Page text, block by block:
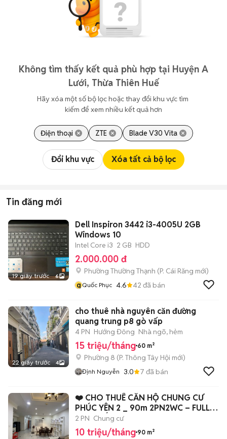
Không tìm thấy kết quả phù hợp tại Huyện A
Lưới, Thừa Thiên Huế
Hãy xóa một số bộ lọc hoặc thay đổi khu vực tìm
kiếm để xem nhiều kết quả hơn
Điện thoại ZTE Blade V30 Vita
Đổi khu vực Xóa tất cả bộ lọc
Tin đăng mới
19 giây trước 6
Dell Inspiron 3442 i3-4005U 2GB
Windows 10
Intel Core i3 2 GB HDD
2.000.000 đ
Phường Thường Thạnh (P. Cái Răng mới)
qQuốc Phục 4.6 42 đã bán
22 giây trước 4
cho thuê nhà nguyên căn đường
quang trung p8 gò vấp
4 PN Hướng Đông Nhà ngõ, hẻm
15 triệu/tháng 60 m²
Phường 8 (P. Thông Tây Hội mới)
Định Nguyễn 3.0 7 đã bán
❤️ CHO THUÊ CĂN HỘ CHUNG CƯ
PHÚC YÊN 2 _ 90m 2PN2WC – FULL
NỘI THẤT
2 PN Chung cư
10 triệu/tháng 90 m²